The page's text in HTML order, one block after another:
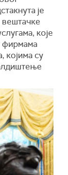
је
које
фирмама
којима су